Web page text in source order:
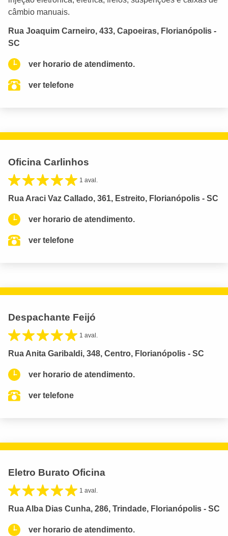
câmbio manuais.
Rua Joaquim Carneiro, 433, Capoeiras, Florianópolis -
SC
ver horario de atendimento.
ver telefone
Oficina Carlinhos
1 aval.
Rua Araci Vaz Callado, 361, Estreito, Florianópolis - SC
ver horario de atendimento.
ver telefone
Despachante Feijó
1 aval.
Rua Anita Garibaldi, 348, Centro, Florianópolis - SC
ver horario de atendimento.
ver telefone
Eletro Burato Oficina
1 aval.
Rua Alba Dias Cunha, 286, Trindade, Florianópolis - SC
ver horario de atendimento.